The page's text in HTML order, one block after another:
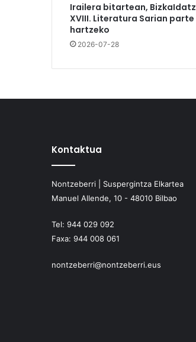
Irailera bitartean, BizkaIdatz
XVIII. Literatura Sarian parte
hartzeko
2026-07-28
Kontaktua
Nontzeberri | Suspergintza Elkartea
Manuel Allende, 10 - 48010 Bilbao
Tel: 944 029 092
Faxa: 944 008 061
nontzeberri@nontzeberri.eus